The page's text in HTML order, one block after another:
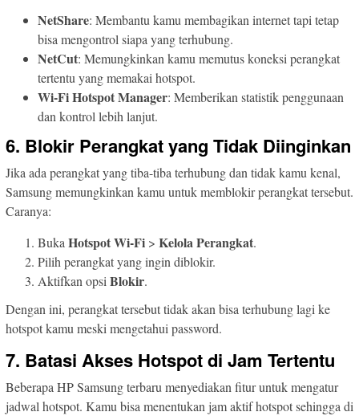
NetShare: Membantu kamu membagikan internet tapi tetap
bisa mengontrol siapa yang terhubung.
NetCut: Memungkinkan kamu memutus koneksi perangkat
tertentu yang memakai hotspot.
Wi-Fi Hotspot Manager: Memberikan statistik penggunaan
dan kontrol lebih lanjut.
6. Blokir Perangkat yang Tidak Diinginkan
Jika ada perangkat yang tiba-tiba terhubung dan tidak kamu kenal,
Samsung memungkinkan kamu untuk memblokir perangkat tersebut.
Caranya:
Buka Hotspot Wi-Fi > Kelola Perangkat.
Pilih perangkat yang ingin diblokir.
Aktifkan opsi Blokir.
Dengan ini, perangkat tersebut tidak akan bisa terhubung lagi ke
hotspot kamu meski mengetahui password.
7. Batasi Akses Hotspot di Jam Tertentu
Beberapa HP Samsung terbaru menyediakan fitur untuk mengatur
jadwal hotspot. Kamu bisa menentukan jam aktif hotspot sehingga di